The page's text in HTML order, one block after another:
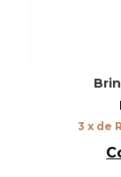
3 x de